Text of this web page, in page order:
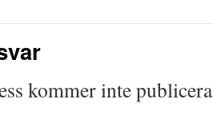
kommer inte